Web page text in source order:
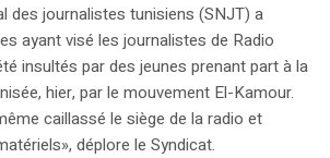
des journalistes tunisiens (SNJT) a
ayant visé les journalistes de Radio
insultés par des jeunes prenant part à la
hier, par le mouvement El-Kamour.
caillassé le siège de la radio et
déplore le Syndicat.